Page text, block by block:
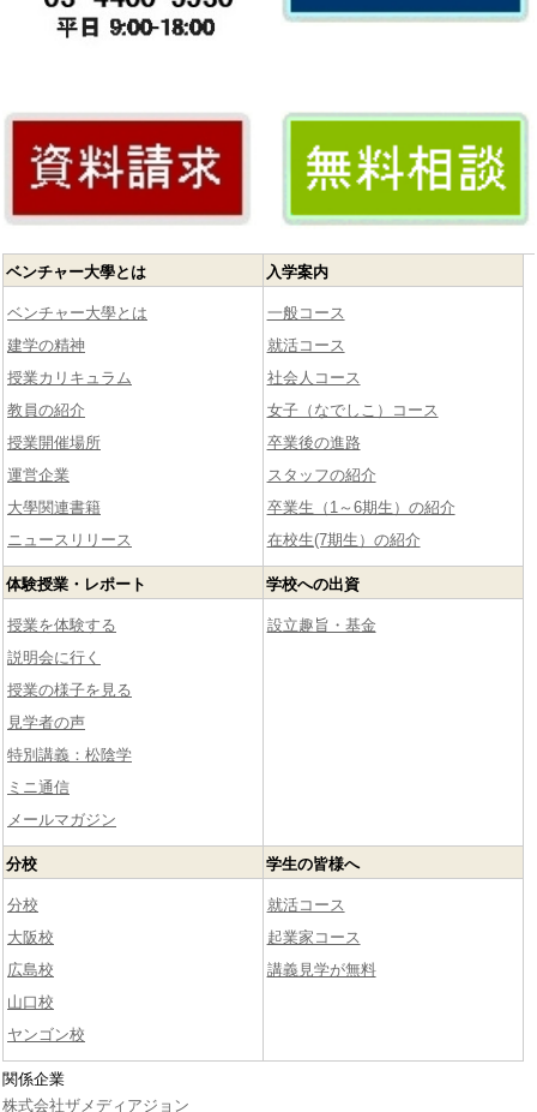
ベンチャー大學とは
ベンチャー大學とは
建学の精神
授業カリキュラム
教員の紹介
授業開催場所
運営企業
大學関連書籍
ニュースリリース
入学案内
一般コース
就活コース
社会人コース
女子（なでしこ）コース
卒業後の進路
スタッフの紹介
卒業生（1～6期生）の紹介
在校生(7期生）の紹介
体験授業・レポート
授業を体験する
説明会に行く
授業の様子を見る
見学者の声
特別講義：松陰学
ミニ通信
メールマガジン
学校への出資
設立趣旨・基金
分校
分校
大阪校
広島校
山口校
ヤンゴン校
学生の皆様へ
就活コース
起業家コース
講義見学が無料
関係企業
株式会社ザメディアジョン